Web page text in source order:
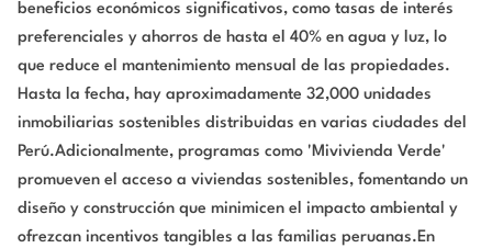
beneficios económicos significativos, como tasas de interés
preferenciales y ahorros de hasta el 40% en agua y luz, lo
que reduce el mantenimiento mensual de las propiedades.
Hasta la fecha, hay aproximadamente 32,000 unidades
inmobiliarias sostenibles distribuidas en varias ciudades del
Perú.Adicionalmente, programas como 'Mivivienda Verde'
promueven el acceso a viviendas sostenibles, fomentando un
diseño y construcción que minimicen el impacto ambiental y
ofrezcan incentivos tangibles a las familias peruanas.En